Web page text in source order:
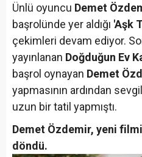
Ünlü oyuncu Demet
başrolünde yer aldığı 'Aşk
çekimleri devam ediyor.
yayınlanan Doğduğun Ev
başrol oynayan Demet
yapmasının ardından
uzun bir tatil yapmıştı.
Demet Özdemir, yeni
döndü.